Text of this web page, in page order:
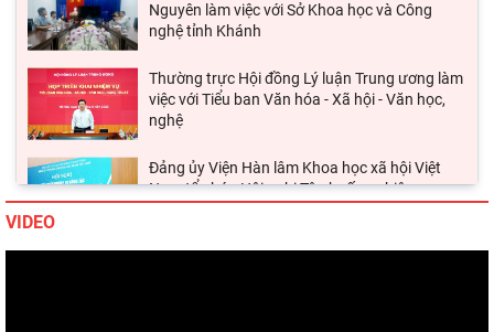
Thường trực Hội đồng Lý luận Trung ương làm
nghệ
Đảng ủy Viện Hàn lâm Khoa học xã hội Việt
công tác kiểm
VIDEO